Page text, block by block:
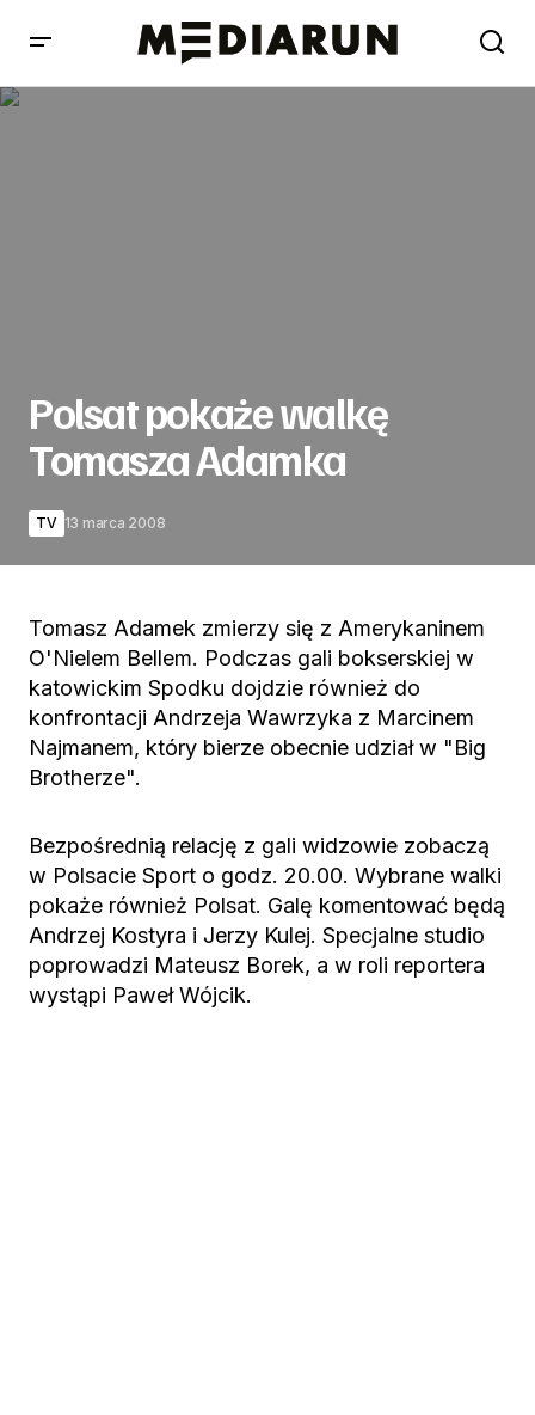
Polsat pokaże walkę
Tomasza Adamka
TV 13 marca 2008
Tomasz Adamek zmierzy się z Amerykaninem
O'Nielem Bellem. Podczas gali bokserskiej w
katowickim Spodku dojdzie również do
konfrontacji Andrzeja Wawrzyka z Marcinem
Najmanem, który bierze obecnie udział w "Big
Brotherze".
Bezpośrednią relację z gali widzowie zobaczą
w Polsacie Sport o godz. 20.00. Wybrane walki
pokaże również Polsat. Galę komentować będą
Andrzej Kostyra i Jerzy Kulej. Specjalne studio
poprowadzi Mateusz Borek, a w roli reportera
wystąpi Paweł Wójcik.